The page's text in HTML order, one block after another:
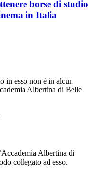
borse di studio
in Italia
in esso non è in alcun
Albertina di Belle
Albertina di
collegato ad esso.